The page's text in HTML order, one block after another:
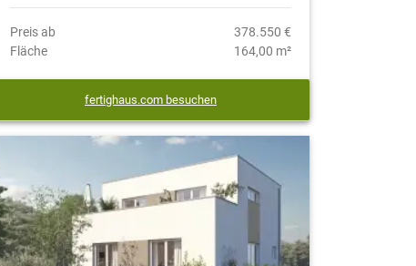
Preis ab
378.550 €
Fläche
164,00 m²
fertighaus.com besuchen